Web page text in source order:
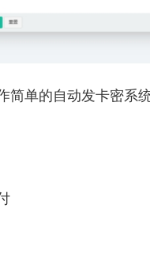
简单的自动发卡密系